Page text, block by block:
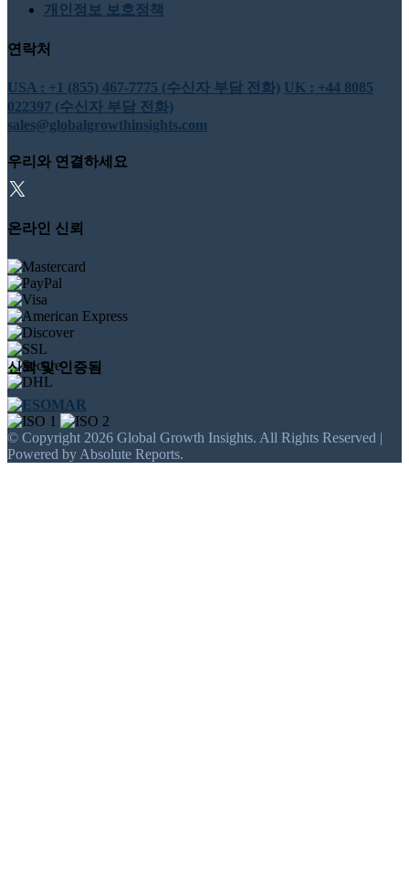
개인정보 보호정책
연락처
USA : +1 (855) 467-7775 (수신자 부담 전화) UK : +44 8085
022397 (수신자 부담 전화)
sales@globalgrowthinsights.com
우리와 연결하세요
온라인 신뢰
신뢰 및 인증됨
© Copyright 2026 Global Growth Insights. All Rights Reserved |
Powered by Absolute Reports.